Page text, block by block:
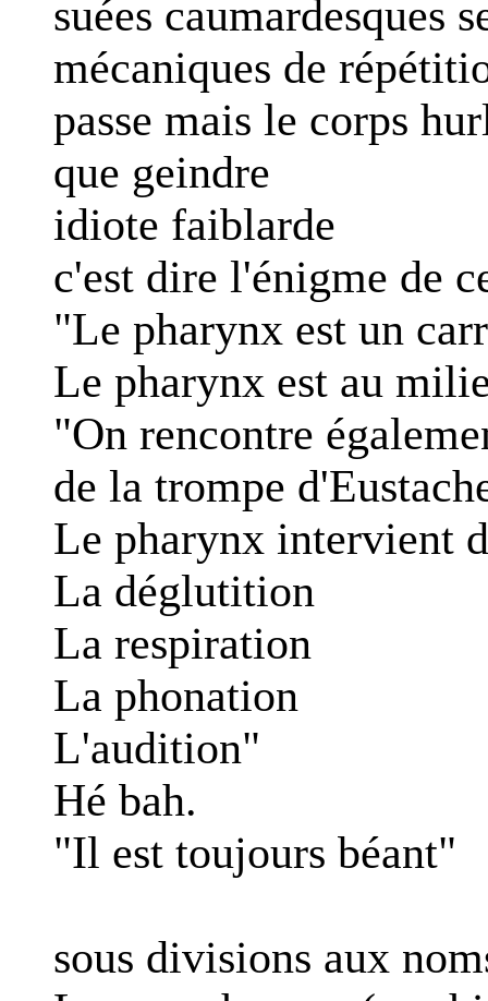
suées caumardesques
mécaniques de
passe mais le corps
que geindre
idiote faiblarde
c'est dire l'énigme de
"Le pharynx est un
Le pharynx est au
"On rencontre
de la trompe
Le pharynx intervient
La déglutition
La respiration
La phonation
L'audition"
Hé bah.
"Il est toujours béant"
sous divisions aux